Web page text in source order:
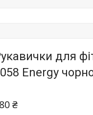
для
Energy
₴